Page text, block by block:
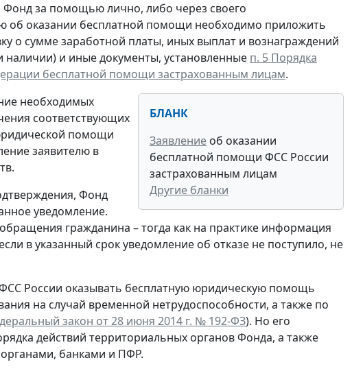
за помощью лично, либо через своего
об оказании бесплатной помощи необходимо приложить
о сумме заработной платы, иных выплат и вознаграждений
наличии) и иные документы, установленные п. 5 Порядка
бесплатной помощи застрахованным лицам.
БЛАНК
Заявление об оказании
бесплатной помощи ФСС России
застрахованным лицам
Другие бланки
необходимых
соответствующих
помощи
заявителю в
Фонд
уведомление.
гражданина – тогда как на практике информация
в указанный срок уведомление об отказе не поступило, не
России оказывать бесплатную юридическую помощь
на случай временной нетрудоспособности, а также по
закон от 28 июня 2014 г. № 192-ФЗ). Но его
действий территориальных органов Фонда, а также
банками и ПФР.